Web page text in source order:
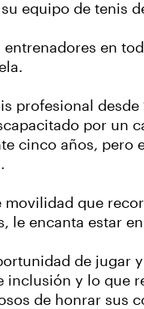
equipo de tenis
entrenadores en
profesional
por un
cinco años,
que
le encanta estar
de jugar
inclusión y lo que
de honrar